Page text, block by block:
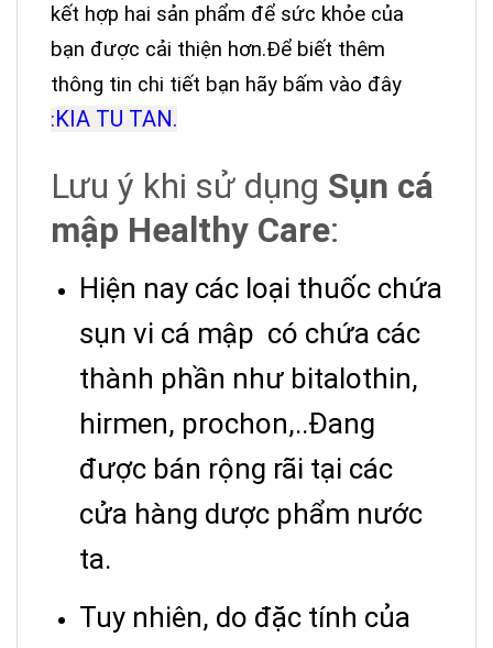
kết hợp hai sản phẩm để sức khỏe của
bạn được cải thiện hơn.Để biết thêm
thông tin chi tiết bạn hãy bấm vào đây
:KIA TU TAN.
Lưu ý khi sử dụng Sụn cá
mập Healthy Care:
Hiện nay các loại thuốc chứa
sụn vi cá mập có chứa các
thành phần như bitalothin,
hirmen, prochon,..Đang
được bán rộng rãi tại các
cửa hàng dược phẩm nước
ta.
Tuy nhiên, do đặc tính của